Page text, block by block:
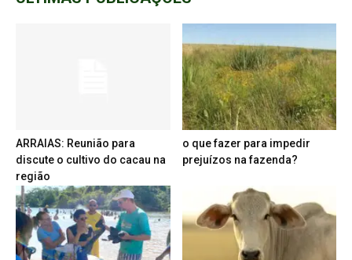
ARRAIAS: Reunião para
discute o cultivo do cacau na
região
o que fazer para impedir
prejuízos na fazenda?